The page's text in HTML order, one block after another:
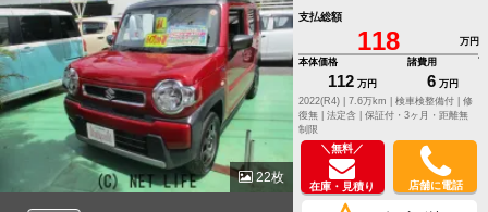
22枚
支払総額
118
万円
本体価格
112 万円
諸費用
6 万円
2022(R4) |
7.6万km | 検車検整備付 | 修
復無 | 法定含 | 保証付・3ヶ月・距離無
制限
＼無料／
在庫・見積り 店舗に電話